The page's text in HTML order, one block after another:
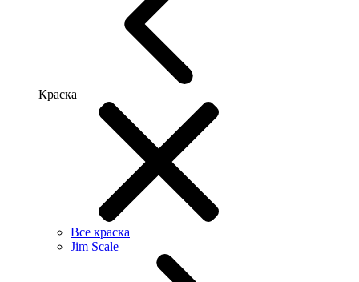
Краска
Все краска
Jim Scale